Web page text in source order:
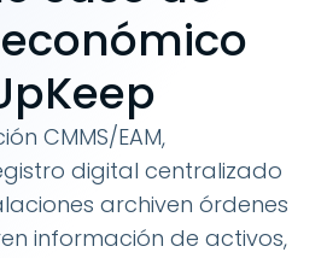
CMMS/EAM,
digital centralizado
archiven órdenes
información de activos,